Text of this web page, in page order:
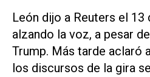
León dijo a Reuters el
alzando la voz, a pesar
Trump. Más tarde aclaró
los discursos de la ‌gira